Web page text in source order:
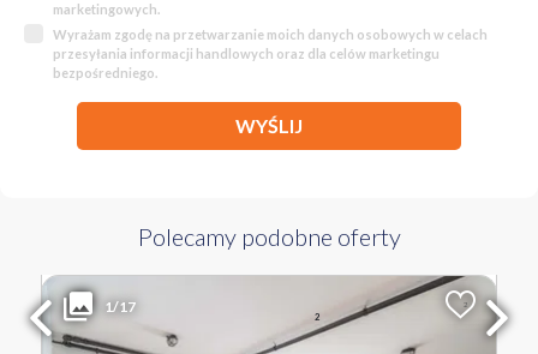
marketingowych.
Wyrażam zgodę na przetwarzanie moich danych osobowych w celach
przesyłania informacji handlowych oraz dla celów marketingu
bezpośredniego.
WYŚLIJ
Polecamy podobne oferty
1/17Liczba pokoi
2
Cena za m 2
6 346 PLN